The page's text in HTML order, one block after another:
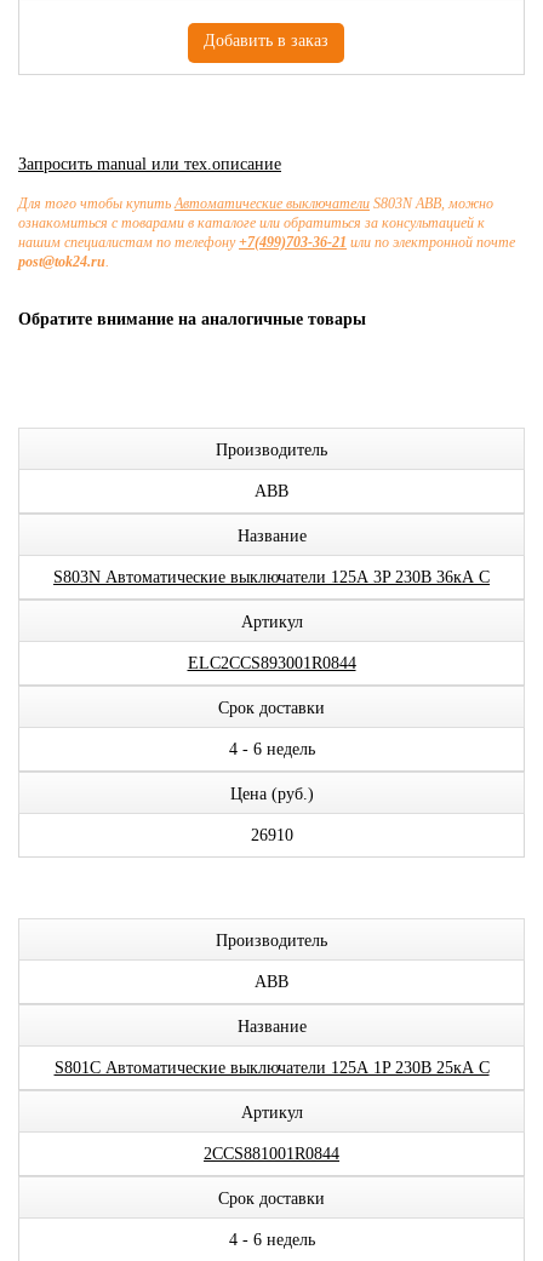
Запросить manual или тех.описание
Для того чтобы купитьАвтоматические выключатели S803N ABB, можно
ознакомиться с товарами в каталоге или обратиться за консультацией к
нашим специалистам по телефону+7(499)703-36-21 или по электронной почте
post@tok24.ru.
Обратите внимание на аналогичные товары
Производитель
ABB
Название
S803N Автоматические выключатели 125А 3P 230В 36кА C
Артикул
ELC2CCS893001R0844
Срок доставки
4 - 6 недель
Цена (руб.)
26910
Производитель
ABB
Название
S801С Автоматические выключатели 125А 1P 230В 25кА C
Артикул
2CCS881001R0844
Срок доставки
4 - 6 недель